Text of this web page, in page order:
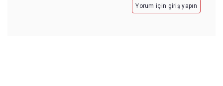
Yorum için giriş yapın